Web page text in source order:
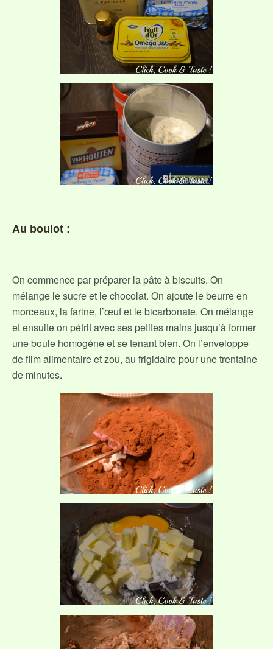
Au boulot :
On commence par préparer la pâte à biscuits. On
mélange le sucre et le chocolat. On ajoute le beurre en
morceaux, la farine, l’œuf et le bicarbonate. On mélange
et ensuite on pétrit avec ses petites mains jusqu’à former
une boule homogène et se tenant bien. On l’enveloppe
de film alimentaire et zou, au frigidaire pour une trentaine
de minutes.